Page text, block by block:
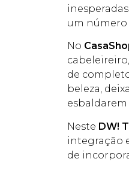
um número
No
de
beleza,
Neste DW!
integração
de